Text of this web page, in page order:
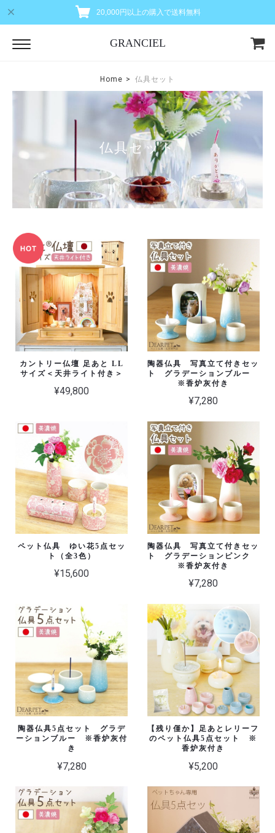
20,000円以上の購入で送料無料
GRANCIEL
Home 仏具セット
仏具セット
カントリー仏壇 足あと LL
サイズ＜天井ライト付き＞
¥49,800
陶器仏具 写真立て付きセッ
ト グラデーションブルー
※香炉灰付き
¥7,280
ペット仏具 ゆい花5点セッ
ト（全3色）
¥15,600
陶器仏具 写真立て付きセッ
ト グラデーションピンク
※香炉灰付き
¥7,280
陶器仏具5点セット グラデ
ーションブルー ※香炉灰付
き
¥7,280
【残り僅か】足あとレリーフ
のペット仏具5点セット ※
香炉灰付き
¥5,200